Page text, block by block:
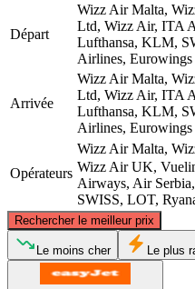
Départ
Wizz Air Malta,
Ltd, Wizz Air, ITA
Lufthansa, KLM,
Airlines, Eurowings
Arrivée
Wizz Air Malta,
Ltd, Wizz Air, ITA
Lufthansa, KLM,
Airlines, Eurowings
Opérateurs
Wizz Air Malta,
Wizz Air UK,
Airways, Air
SWISS, LOT,
Rechercher le meilleur prix
Le moins cher Le plus